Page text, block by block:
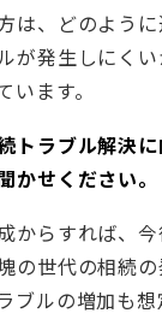
は、どのよう
が発生しにく
います。
ラブル解決に
かせください。
からすれば、
の世代の相続
ブルの増加も想